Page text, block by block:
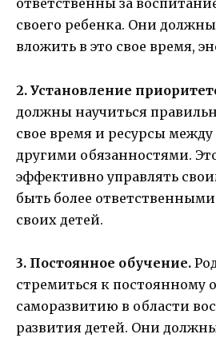
ответственны за
своего ребенка. Они
вложить в это свое время,
2. Установление
должны научиться
свое время и ресурсы
другими обязанностями.
эффективно управлять
быть более
своих детей.
3. Постоянное обучение.
стремиться к постоянному
саморазвитию в области
развития детей. Они